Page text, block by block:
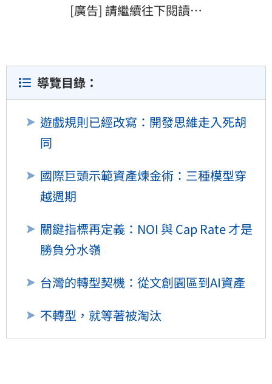
[廣告] 請繼續往下閱讀…
導覽目錄：
遊戲規則已經改寫：開發思維走入死胡
同
國際巨頭示範資產煉金術：三種模型穿
越週期
關鍵指標再定義：NOI 與 Cap Rate 才是
勝負分水嶺
台灣的轉型契機：從文創園區到AI資產
不轉型，就等著被淘汰